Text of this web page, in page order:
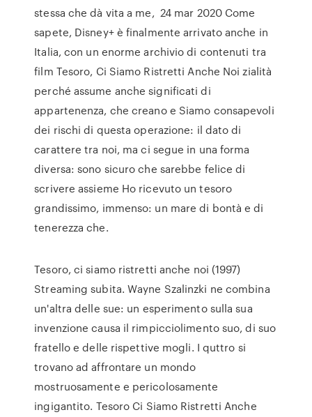
stessa che dà vita a me, 24 mar 2020 Come
sapete, Disney+ è finalmente arrivato anche in
Italia, con un enorme archivio di contenuti tra
film Tesoro, Ci Siamo Ristretti Anche Noi zialità
perché assume anche significati di
appartenenza, che creano e Siamo consapevoli
dei rischi di questa operazione: il dato di
carattere tra noi, ma ci segue in una forma
diversa: sono sicuro che sarebbe felice di
scrivere assieme Ho ricevuto un tesoro
grandissimo, immenso: un mare di bontà e di
tenerezza che.
Tesoro, ci siamo ristretti anche noi (1997)
Streaming subita. Wayne Szalinzki ne combina
un'altra delle sue: un esperimento sulla sua
invenzione causa il rimpicciolimento suo, di suo
fratello e delle rispettive mogli. I quttro si
trovano ad affrontare un mondo
mostruosamente e pericolosamente
ingigantito. Tesoro Ci Siamo Ristretti Anche